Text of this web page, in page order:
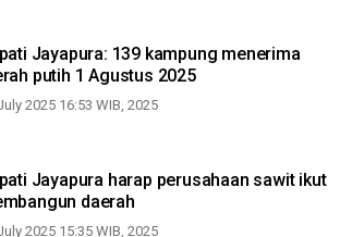
Jayapura: 139 kampung menerima
putih 1 Agustus 2025
2025 16:53 WIB, 2025
Jayapura harap perusahaan sawit ikut
daerah
2025 15:35 WIB, 2025